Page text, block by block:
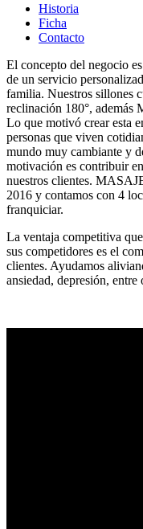
Historia
Ficha
Contacto
El concepto del negocio
de un servicio
familia. Nuestros sillones
reclinación 180°, además
Lo que motivó crear esta
personas que viven
mundo muy cambiante y
motivación es contribuir
nuestros clientes.
2016 y contamos con 4
franquiciar.
La ventaja competitiva
sus competidores es el
clientes. Ayudamos
ansiedad, depresión, entre